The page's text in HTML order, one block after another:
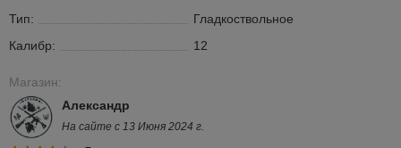
Тип:
Гладкоствольное
Калибр:
12
Магазин:
Александр
На сайте с 13 Июня 2024 г.